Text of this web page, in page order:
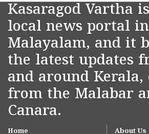
Kasaragod Vartha
local news portal in
Malayalam, and it
the latest updates
and around Kerala,
from the Malabar
Canara.
Home About Us